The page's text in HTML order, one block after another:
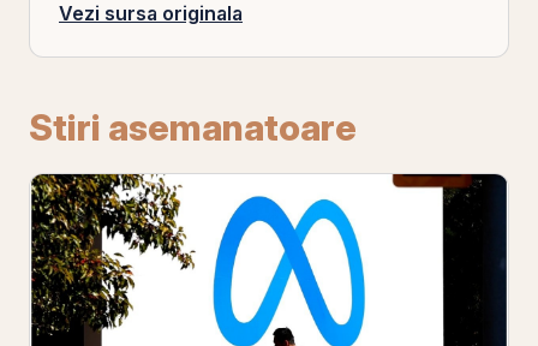
Vezi sursa originala
Stiri asemanatoare